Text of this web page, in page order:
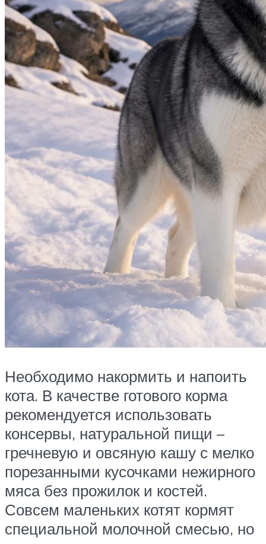
Необходимо накормить и напоить
кота. В качестве готового корма
рекомендуется использовать
консервы, натуральной пищи –
гречневую и овсяную кашу с мелко
порезанными кусочками нежирного
мяса без прожилок и костей.
Совсем маленьких котят кормят
специальной молочной смесью, но